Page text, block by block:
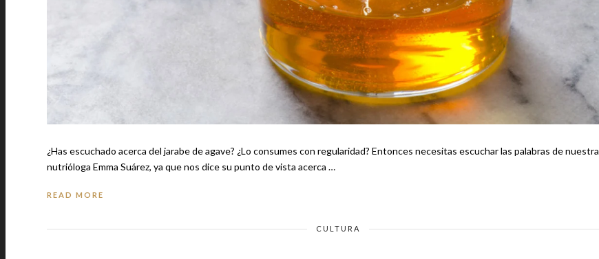
¿Has escuchado acerca del jarabe de agave? ¿Lo consumes con regularidad? Entonces necesitas escuchar las palabras de nuestra
nutrióloga Emma Suárez, ya que nos dice su punto de vista acerca …
READ MORE
CULTURA